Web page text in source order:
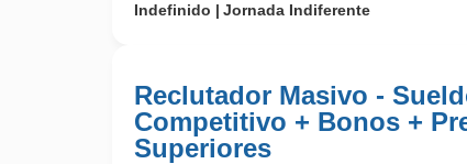
Indefinido
Jornada Indiferente
Reclutador Masivo -
Competitivo + Bonos +
Superiores